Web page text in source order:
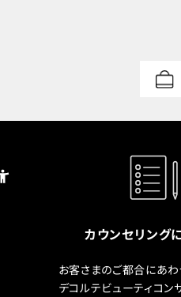
カウンセリング
お客さまのご都合にあわ
デコルテビューティコン